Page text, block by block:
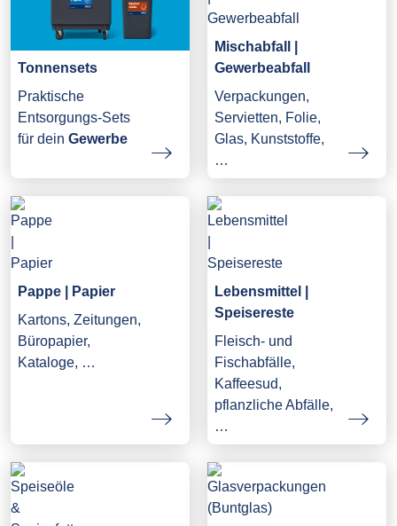
Tonnensets
Praktische
Entsorgungs-Sets
für dein Gewerbe
Mischabfall |
Gewerbeabfall
Verpackungen,
Servietten, Folie,
Glas, Kunststoffe,
…
Pappe | Papier
Kartons, Zeitungen,
Büropapier,
Kataloge, …
Lebensmittel |
Speisereste
Fleisch- und
Fischabfälle,
Kaffeesud,
pflanzliche Abfälle,
…